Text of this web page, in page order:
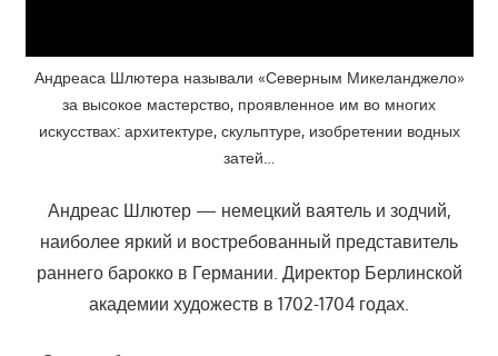
Андреаса Шлютера называли «Северным Микеланджело»
за высокое мастерство, проявленное им во многих
искусствах: архитектуре, скульптуре, изобретении водных
затей…
Андреас Шлютер — немецкий ваятель и зодчий,
наиболее яркий и востребованный представитель
раннего барокко в Германии. Директор Берлинской
академии художеств в 1702-1704 годах.